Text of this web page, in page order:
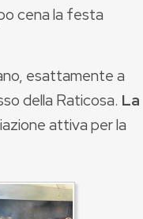
cena la festa
esattamente a
della Raticosa. La
attiva per la